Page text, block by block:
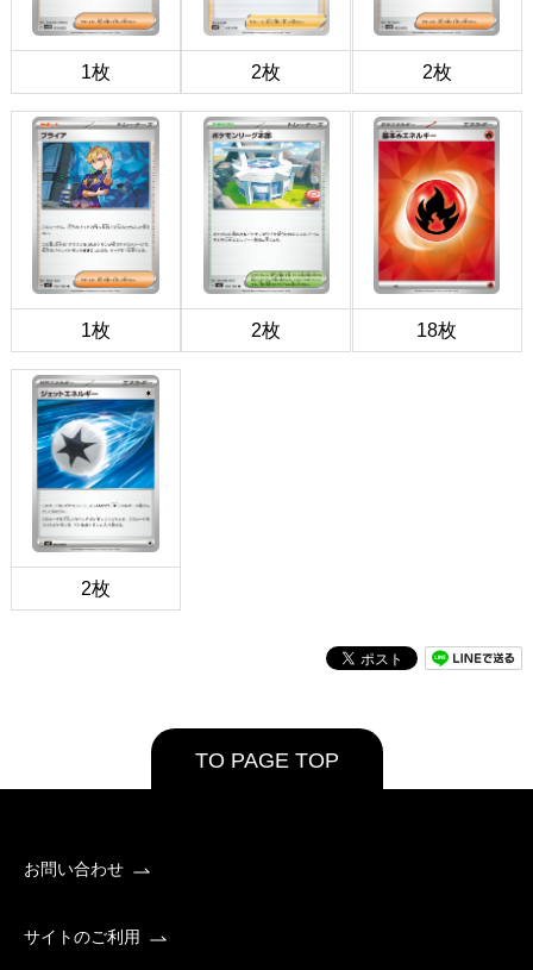
1枚 2枚 2枚
1枚 2枚 18枚
2枚
TO PAGE TOP
お問い合わせ
サイトのご利用